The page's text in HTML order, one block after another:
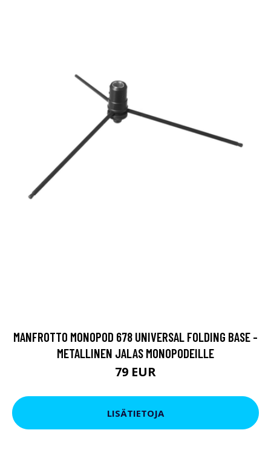
MANFROTTO MONOPOD 678 UNIVERSAL FOLDING BASE -
METALLINEN JALAS MONOPODEILLE
79 EUR
LISÄTIETOJA